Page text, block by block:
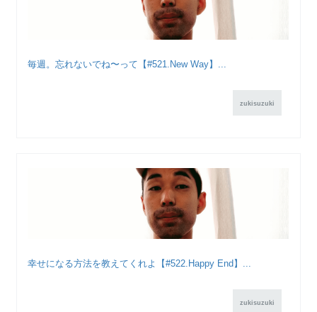
毎週。忘れないでね〜って【#521.New Way】...
zukisuzuki
幸せになる方法を教えてくれよ【#522.Happy End】...
zukisuzuki